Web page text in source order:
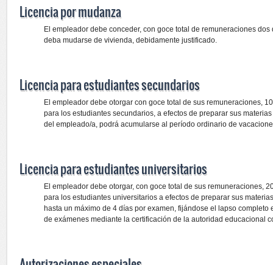
Licencia por mudanza
El empleador debe conceder, con goce total de remuneraciones
deba mudarse de vivienda, debidamente justificado.
Licencia para estudiantes secundarios
El empleador debe otorgar con goce total de sus remuneraciones,
para los estudiantes secundarios, a efectos de preparar sus
del empleado/a, podrá acumularse al período ordinario de
Licencia para estudiantes universitarios
El empleador debe otorgar, con goce total de sus remuneraciones,
para los estudiantes universitarios a efectos de preparar sus
hasta un máximo de 4 días por examen, fijándose el lapso
de exámenes mediante la certificación de la autoridad educacional